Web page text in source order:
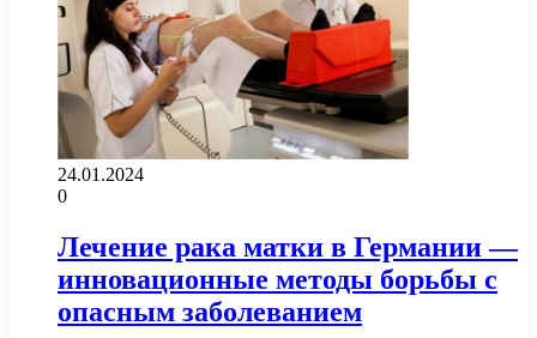
24.01.2024
0
Лечение рака матки в Германии —
инновационные методы борьбы с
опасным заболеванием